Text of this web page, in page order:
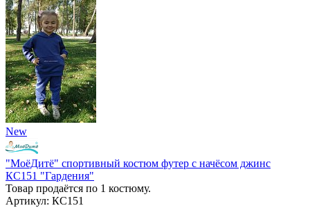
New
"МоёДитё" спортивный костюм футер с начёсом джинс
КС151 "Гардения"
Товар продаётся по 1 костюму.
Артикул: КС151